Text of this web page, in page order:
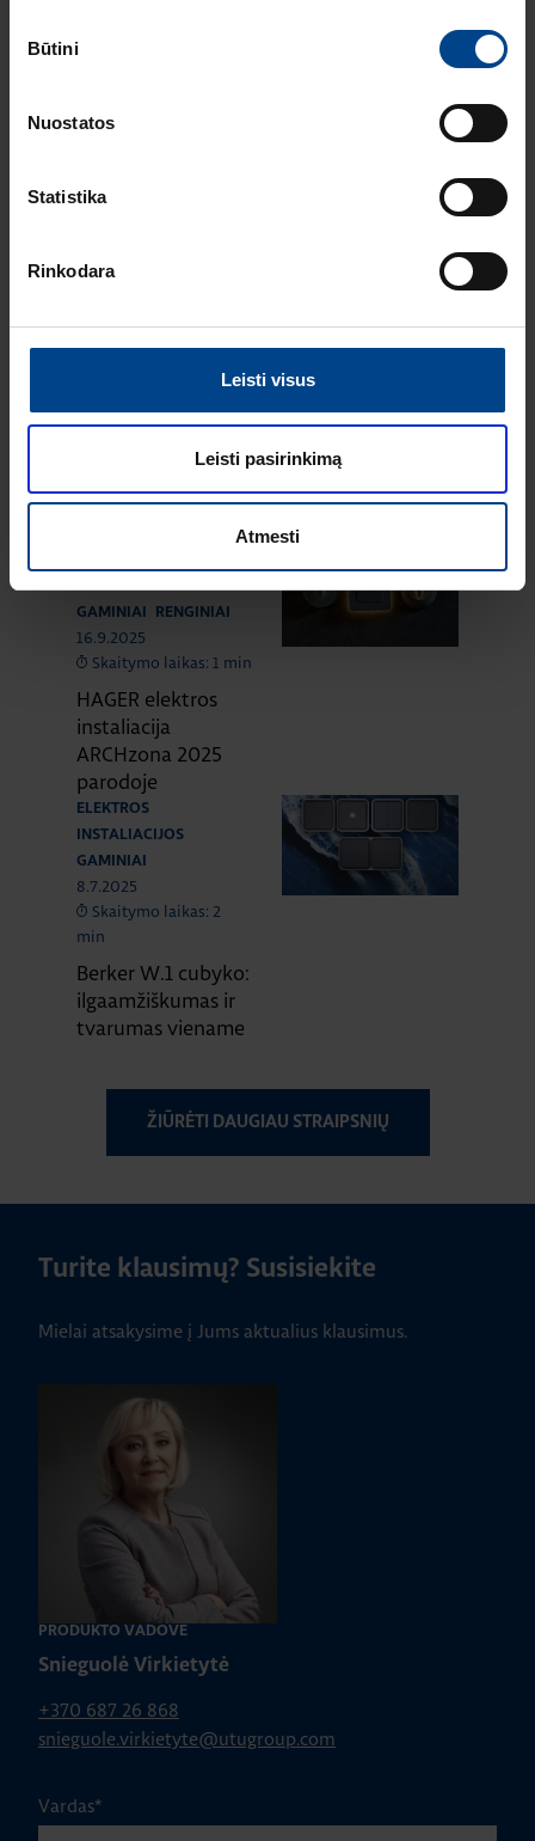
pasirinkimas
Būtini
Nuostatos
Statistika
Rinkodara
Leisti visus
Leisti pasirinkimą
Atmesti
18.2.2026
HAGER lumina
Europoje
Skaitymo laikas: 1 min
Naujas HAGER
ir jų sistemų
INSTALIACIJOS
GAMINIAI
RENGINIAI
16.9.2025
Skaitymo laikas: 1 min
HAGER elektros
instaliacija
ARCHzona 2025
parodoje
ELEKTROS
INSTALIACIJOS
GAMINIAI
8.7.2025
Skaitymo laikas: 2
min
Berker W.1 cubyko:
ilgaamžiškumas ir
tvarumas viename
ŽIŪRĖTI DAUGIAU STRAIPSNIŲ
Turite klausimų? Susisiekite
Mielai atsakysime į Jums aktualius klausimus.
PRODUKTO VADOVĖ
Snieguolė Virkietytė
+370 687 26 868
snieguole.virkietyte@utugroup.com
Vardas*